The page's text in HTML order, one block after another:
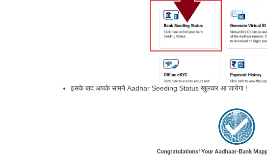
इसके बाद आपके सामने Aadhar Seeding Status खुलकर आ जायेगा !